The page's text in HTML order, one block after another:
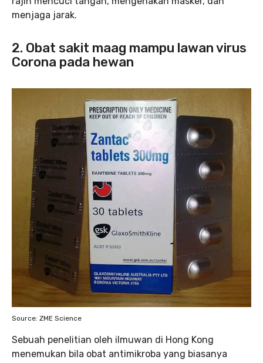
menjaga jarak.
2. Obat sakit maag mampu lawan virus
Corona pada hewan
Source: ZME Science
Sebuah penelitian oleh ilmuwan di Hong Kong
menemukan bila obat antimikroba yang biasanya